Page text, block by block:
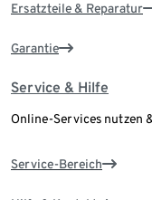
Ersatzteile & Reparatur
Garantie
Service & Hilfe
Online-Services nutzen
Service-Bereich